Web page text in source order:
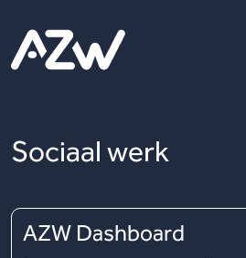
Sociaal werk
AZW Dashboard